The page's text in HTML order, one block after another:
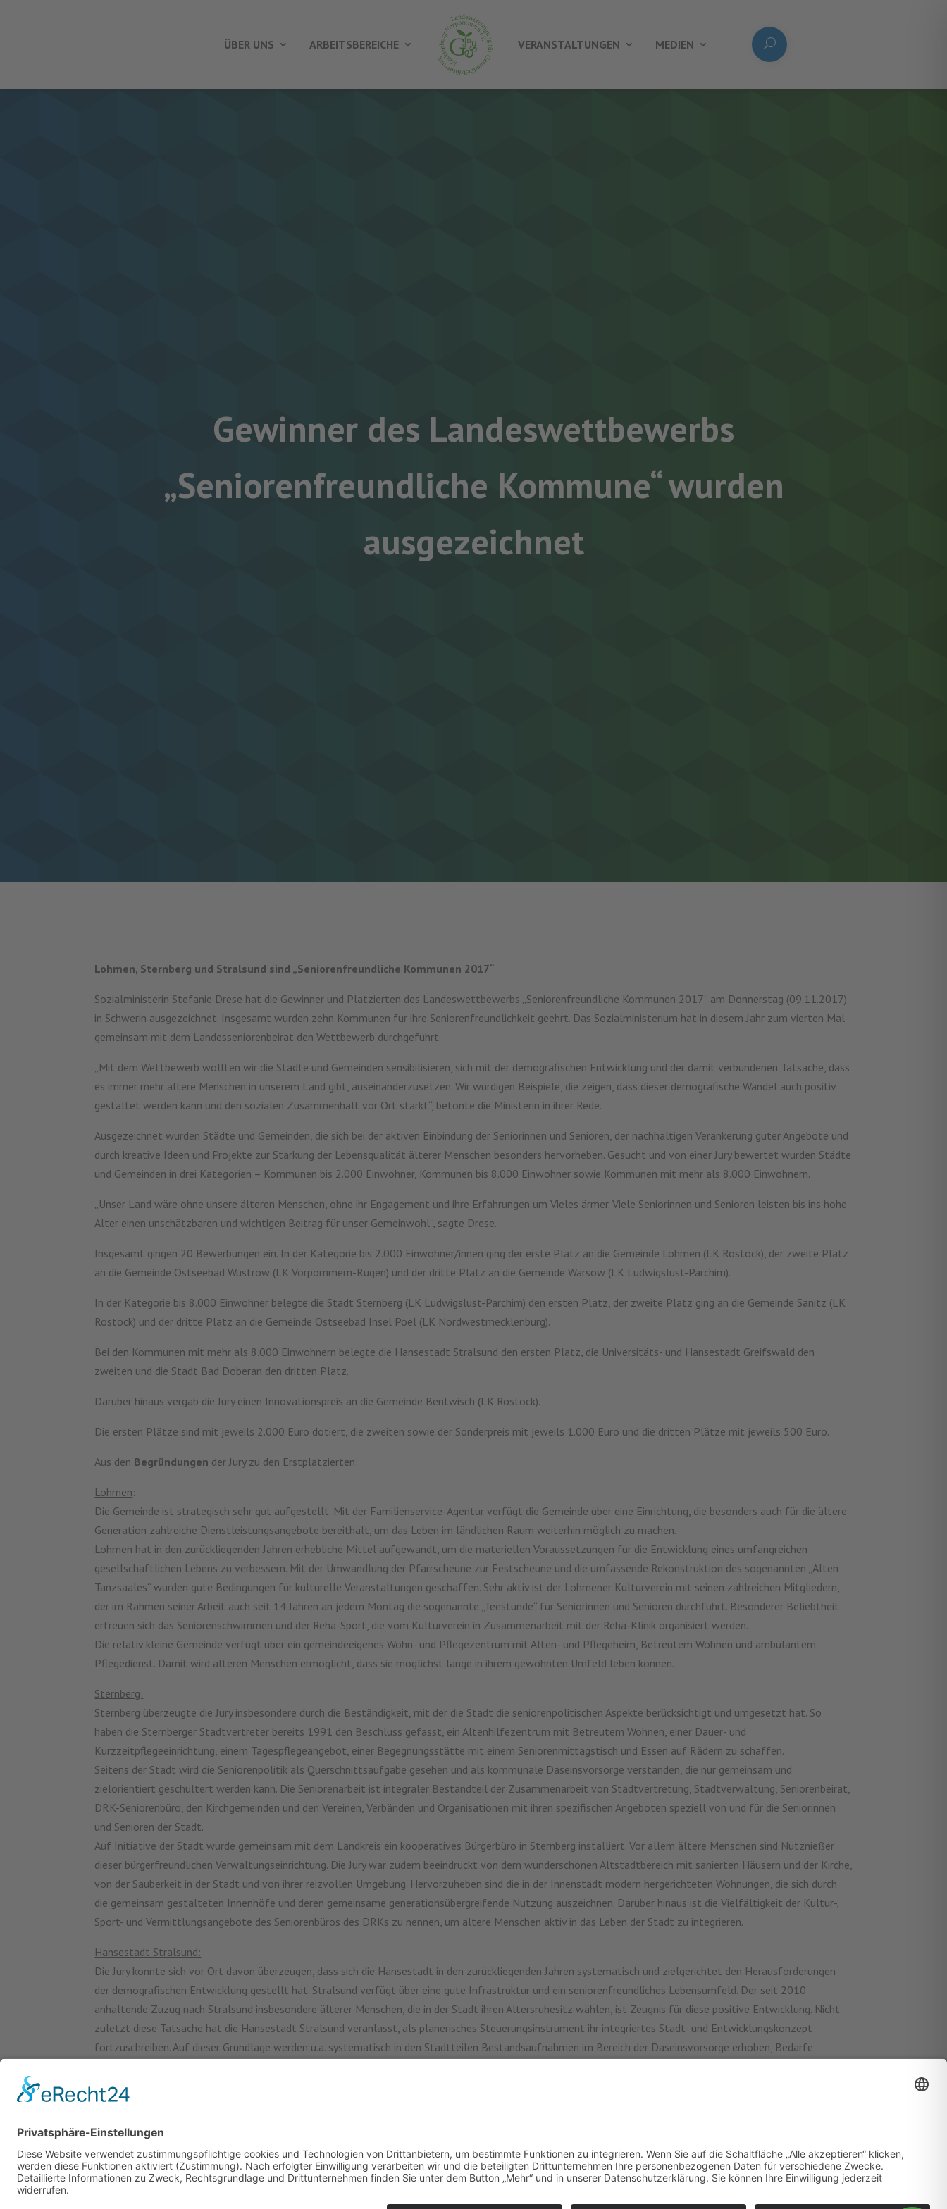
ÜBER UNS ARBEITSBEREICHE VERANSTALTUNGEN MEDIEN
Gewinner des Landeswettbewerbs
„Seniorenfreundliche Kommune“ wurden
ausgezeichnet
Lohmen, Sternberg und Stralsund sind „Seniorenfreundliche Kommunen 2017“
Sozialministerin Stefanie Drese hat die Gewinner und Platzierten des Landeswettbewerbs „Seniorenfreundliche Kommunen 2017“ am Donnerstag (09.11.2017)
in Schwerin ausgezeichnet. Insgesamt wurden zehn Kommunen für ihre Seniorenfreundlichkeit geehrt. Das Sozialministerium hat in diesem Jahr zum vierten Mal
gemeinsam mit dem Landesseniorenbeirat den Wettbewerb durchgeführt.
„Mit dem Wettbewerb wollten wir die Städte und Gemeinden sensibilisieren, sich mit der demografischen Entwicklung und der damit verbundenen Tatsache, dass
es immer mehr ältere Menschen in unserem Land gibt, auseinanderzusetzen. Wir würdigen Beispiele, die zeigen, dass dieser demografische Wandel auch positiv
gestaltet werden kann und den sozialen Zusammenhalt vor Ort stärkt“, betonte die Ministerin in ihrer Rede.
Ausgezeichnet wurden Städte und Gemeinden, die sich bei der aktiven Einbindung der Seniorinnen und Senioren, der nachhaltigen Verankerung guter Angebote und
durch kreative Ideen und Projekte zur Stärkung der Lebensqualität älterer Menschen besonders hervorheben. Gesucht und von einer Jury bewertet wurden Städte
und Gemeinden in drei Kategorien – Kommunen bis 2.000 Einwohner, Kommunen bis 8.000 Einwohner sowie Kommunen mit mehr als 8.000 Einwohnern.
„Unser Land wäre ohne unsere älteren Menschen, ohne ihr Engagement und ihre Erfahrungen um Vieles ärmer. Viele Seniorinnen und Senioren leisten bis ins hohe
Alter einen unschätzbaren und wichtigen Beitrag für unser Gemeinwohl“, sagte Drese.
Insgesamt gingen 20 Bewerbungen ein. In der Kategorie bis 2.000 Einwohner/innen ging der erste Platz an die Gemeinde Lohmen (LK Rostock), der zweite Platz
an die Gemeinde Ostseebad Wustrow (LK Vorpommern-Rügen) und der dritte Platz an die Gemeinde Warsow (LK Ludwigslust-Parchim).
In der Kategorie bis 8.000 Einwohner belegte die Stadt Sternberg (LK Ludwigslust-Parchim) den ersten Platz, der zweite Platz ging an die Gemeinde Sanitz (LK
Rostock) und der dritte Platz an die Gemeinde Ostseebad Insel Poel (LK Nordwestmecklenburg).
Bei den Kommunen mit mehr als 8.000 Einwohnern belegte die Hansestadt Stralsund den ersten Platz, die Universitäts- und Hansestadt Greifswald den
zweiten und die Stadt Bad Doberan den dritten Platz.
Darüber hinaus vergab die Jury einen Innovationspreis an die Gemeinde Bentwisch (LK Rostock).
Die ersten Plätze sind mit jeweils 2.000 Euro dotiert, die zweiten sowie der Sonderpreis mit jeweils 1.000 Euro und die dritten Plätze mit jeweils 500 Euro.
Aus den Begründungen der Jury zu den Erstplatzierten:
Lohmen:
Die Gemeinde ist strategisch sehr gut aufgestellt. Mit der Familienservice-Agentur verfügt die Gemeinde über eine Einrichtung, die besonders auch für die ältere
Generation zahlreiche Dienstleistungsangebote bereithält, um das Leben im ländlichen Raum weiterhin möglich zu machen.
Lohmen hat in den zurückliegenden Jahren erhebliche Mittel aufgewandt, um die materiellen Voraussetzungen für die Entwicklung eines umfangreichen
gesellschaftlichen Lebens zu verbessern. Mit der Umwandlung der Pfarrscheune zur Festscheune und die umfassende Rekonstruktion des sogenannten „Alten
Tanzsaales“ wurden gute Bedingungen für kulturelle Veranstaltungen geschaffen. Sehr aktiv ist der Lohmener Kulturverein mit seinen zahlreichen Mitgliedern,
der im Rahmen seiner Arbeit auch seit 14 Jahren an jedem Montag die sogenannte „Teestunde“ für Seniorinnen und Senioren durchführt. Besonderer Beliebtheit
erfreuen sich das Seniorenschwimmen und der Reha-Sport, die vom Kulturverein in Zusammenarbeit mit der Reha-Klinik organisiert werden.
Die relativ kleine Gemeinde verfügt über ein gemeindeeigenes Wohn- und Pflegezentrum mit Alten- und Pflegeheim, Betreutem Wohnen und ambulantem
Pflegedienst. Damit wird älteren Menschen ermöglicht, dass sie möglichst lange in ihrem gewohnten Umfeld leben können.
Sternberg:
Sternberg überzeugte die Jury insbesondere durch die Beständigkeit, mit der die Stadt die seniorenpolitischen Aspekte berücksichtigt und umgesetzt hat. So
haben die Sternberger Stadtvertreter bereits 1991 den Beschluss gefasst, ein Altenhilfezentrum mit Betreutem Wohnen, einer Dauer- und
Kurzzeitpflegeeinrichtung, einem Tagespflegeangebot, einer Begegnungsstätte mit einem Seniorenmittagstisch und Essen auf Rädern zu schaffen.
Seitens der Stadt wird die Seniorenpolitik als Querschnittsaufgabe gesehen und als kommunale Daseinsvorsorge verstanden, die nur gemeinsam und
zielorientiert geschultert werden kann. Die Seniorenarbeit ist integraler Bestandteil der Zusammenarbeit von Stadtvertretung, Stadtverwaltung, Seniorenbeirat,
DRK-Seniorenbüro, den Kirchgemeinden und den Vereinen, Verbänden und Organisationen mit ihren spezifischen Angeboten speziell von und für die Seniorinnen
und Senioren der Stadt.
Auf Initiative der Stadt wurde gemeinsam mit dem Landkreis ein kooperatives Bürgerbüro in Sternberg installiert. Vor allem ältere Menschen sind Nutznießer
dieser bürgerfreundlichen Verwaltungseinrichtung. Die Jury war zudem beeindruckt von dem wunderschönen Altstadtbereich mit sanierten Häusern und der Kirche,
von der Sauberkeit in der Stadt und von ihrer reizvollen Umgebung. Hervorzuheben sind die in der Innenstadt modern hergerichteten Wohnungen, die sich durch
die gemeinsam gestalteten Innenhöfe und deren gemeinsame generationsübergreifende Nutzung auszeichnen. Darüber hinaus ist die Vielfältigkeit der Kultur-,
Sport- und Vermittlungsangebote des Seniorenbüros des DRKs zu nennen, um ältere Menschen aktiv in das Leben der Stadt zu integrieren.
Hansestadt Stralsund:
Die Jury konnte sich vor Ort davon überzeugen, dass sich die Hansestadt in den zurückliegenden Jahren systematisch und zielgerichtet den Herausforderungen
der demografischen Entwicklung gestellt hat. Stralsund verfügt über eine gute Infrastruktur und ein seniorenfreundliches Lebensumfeld. Der seit 2010
anhaltende Zuzug nach Stralsund insbesondere älterer Menschen, die in der Stadt ihren Altersruhesitz wählen, ist Zeugnis für diese positive Entwicklung. Nicht
zuletzt diese Tatsache hat die Hansestadt Stralsund veranlasst, als planerisches Steuerungsinstrument ihr integriertes Stadt- und Entwicklungskonzept
fortzuschreiben. Auf dieser Grundlage werden u.a. systematisch in den Stadtteilen Bestandsaufnahmen im Bereich der Daseinsvorsorge erhoben, Bedarfe
Hervorzuheben sind zudem die zahlreichen generationsübergreifenden Projekte. Beispielhaft sind das Fest der Generationen oder die Aktionswoche „Stralsund
Barrierefrei- Menschen in Aktion“ zu nennen. Aber auch, die Angebote der Seniorenakademie 55+, das Projekt „Die alten Profis“ sowie die Möglichkeiten sich
Pressemitteilung des Ministeriums für Soziales, Integration und Gleichstellung Mecklenburg-Vorpommern vom 09.11.2017